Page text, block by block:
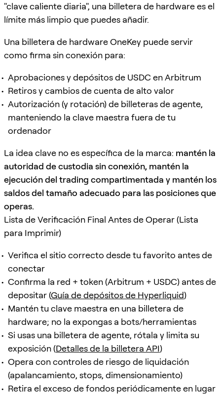
"clave caliente diaria", una billetera de hardware es el
límite más limpio que puedes añadir.
Una billetera de hardware OneKey puede servir
como firma sin conexión para:
Aprobaciones y depósitos de USDC en Arbitrum
Retiros y cambios de cuenta de alto valor
Autorización (y rotación) de billeteras de agente,
manteniendo la clave maestra fuera de tu
ordenador
La idea clave no es específica de la marca: mantén la
autoridad de custodia sin conexión, mantén la
ejecución del trading compartimentada y mantén los
saldos del tamaño adecuado para las posiciones que
operas.
Lista de Verificación Final Antes de Operar (Lista
para Imprimir)
Verifica el sitio correcto desde tu favorito antes de
conectar
Confirma la red + token (Arbitrum + USDC) antes de
depositar (Guía de depósitos de Hyperliquid)
Mantén tu clave maestra en una billetera de
hardware; no la expongas a bots/herramientas
Si usas una billetera de agente, rótala y limita su
exposición (Detalles de la billetera API)
Opera con controles de riesgo de liquidación
(apalancamiento, stops, dimensionamiento)
Retira el exceso de fondos periódicamente en lugar